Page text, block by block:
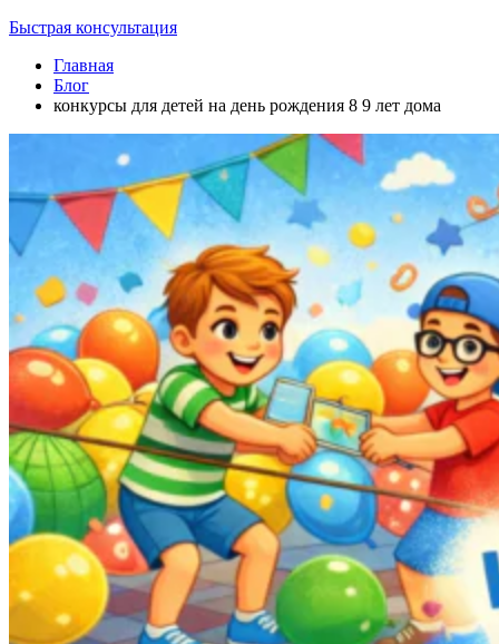
Быстрая консультация
Главная
Блог
конкурсы для детей на день рождения 8 9 лет дома